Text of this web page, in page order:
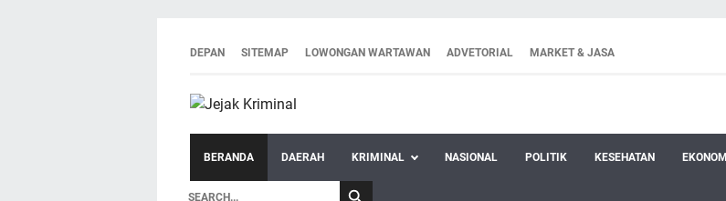
DEPAN SITEMAP LOWONGAN WARTAWAN ADVETORIAL MARKET & JASA
BERANDA DAERAH KRIMINAL NASIONAL POLITIK KESEHATAN EKONOMI